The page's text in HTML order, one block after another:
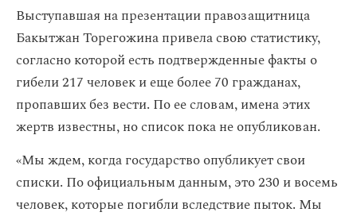
Выступавшая на презентации правозащитница
Бакытжан Торегожина привела свою статистику,
согласно которой есть подтвержденные факты о
гибели 217 человек и еще более 70 гражданах,
пропавших без вести. По ее словам, имена этих
жертв известны, но список пока не опубликован.
«Мы ждем, когда государство опубликует свои
списки. По официальным данным, это 230 и восемь
человек, которые погибли вследствие пыток. Мы